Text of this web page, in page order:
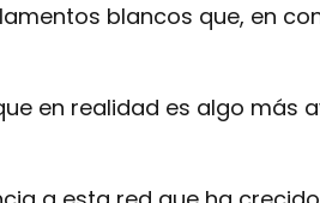
blancos que, en
en realidad es algo más